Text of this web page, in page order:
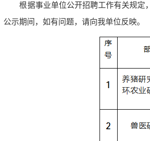
根据事业单位公开招聘工作有关规定
公示期间，如有问题，请向我单位反映。